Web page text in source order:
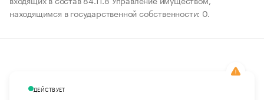
находящимся в государственной собственности: 0.
ДЕЙСТВУЕТ